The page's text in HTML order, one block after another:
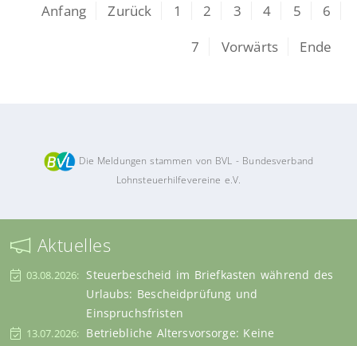
Anfang
Zurück 1 2 3 4 5
6
7
Vorwärts Ende
Die Meldungen stammen von BVL - Bundesverband
Lohnsteuerhilfevereine e.V.
Aktuelles
03.08.2026: Steuerbescheid im Briefkasten während des
Urlaubs: Bescheidprüfung und
Einspruchsfristen
13.07.2026: Betriebliche Altersvorsorge: Keine